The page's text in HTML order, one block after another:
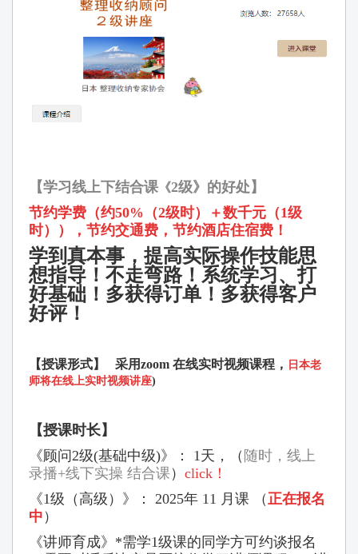
【学习线上下结合课 《2级》的好处】
节约学费 （约50% （2级时）＋数千元（1级
时）），节约交通费，节约酒店住宿费！
学到真本事，提高实际操作技能思
想指导！不走弯路！ 系统学习、打
好基础！多获得订单！多获得客户
好评！
【授课形式】 采用zoom 在线实时视频课程， 日本老
师将在线 上实时视频讲座)
【授课时长】
《顾问2级(基础中级)》 ： 1天， （ 随时， 线 上
录播+线下实操 结合课） click！
《1级（高级）》： 2025年 11 月课 （ 正在报名
中 ）
《讲师育成》*需学1级课的同学方可约谈报名